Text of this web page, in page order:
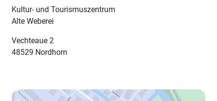
Kultur- und Tourismuszentrum
Alte Weberei
Vechteaue 2
48529 Nordhorn